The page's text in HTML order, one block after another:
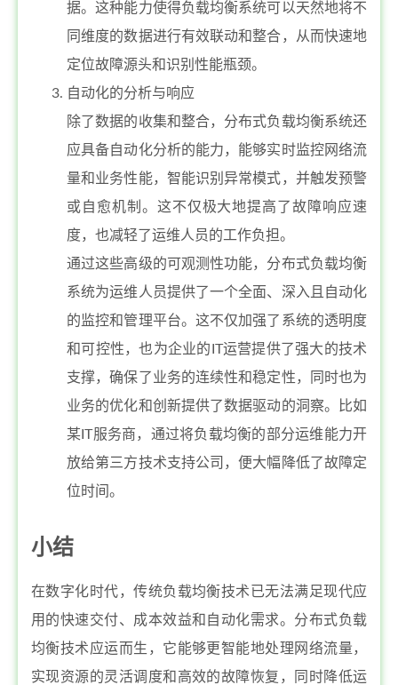
据。这种能力使得负载均衡系统可以天然地将不
同维度的数据进行有效联动和整合，从而快速地
定位故障源头和识别性能瓶颈。
自动化的分析与响应
除了数据的收集和整合，分布式负载均衡系统还
应具备自动化分析的能力，能够实时监控网络流
量和业务性能，智能识别异常模式，并触发预警
或自愈机制。这不仅极大地提高了故障响应速
度，也减轻了运维人员的工作负担。
通过这些高级的可观测性功能，分布式负载均衡
系统为运维人员提供了一个全面、深入且自动化
的监控和管理平台。这不仅加强了系统的透明度
和可控性，也为企业的IT运营提供了强大的技术
支撑，确保了业务的连续性和稳定性，同时也为
业务的优化和创新提供了数据驱动的洞察。比如
某IT服务商，通过将负载均衡的部分运维能力开
放给第三方技术支持公司，便大幅降低了故障定
位时间。
小结
在数字化时代，传统负载均衡技术已无法满足现代应
用的快速交付、成本效益和自动化需求。分布式负载
均衡技术应运而生，它能够更智能地处理网络流量，
实现资源的灵活调度和高效的故障恢复，同时降低运